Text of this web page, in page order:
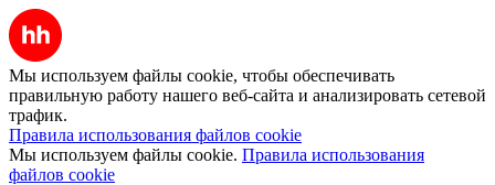
Мы используем файлы cookie, чтобы обеспечивать
правильную работу нашего веб-сайта и анализировать сетевой
трафик.
Правила использования файлов cookie
Мы используем файлы cookie. Правила использования
файлов cookie